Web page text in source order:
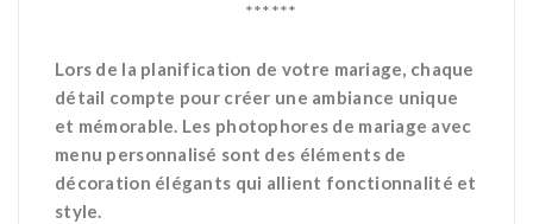
******
Lors de la planification de votre mariage, chaque
détail compte pour créer une ambiance unique
et mémorable. Les photophores de mariage avec
menu personnalisé sont des éléments de
décoration élégants qui allient fonctionnalité et
style.